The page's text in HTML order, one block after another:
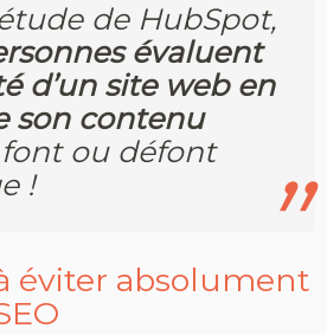
de HubSpot,
évaluent
d’un site web en
son contenu
font ou défont
!
éviter absolument